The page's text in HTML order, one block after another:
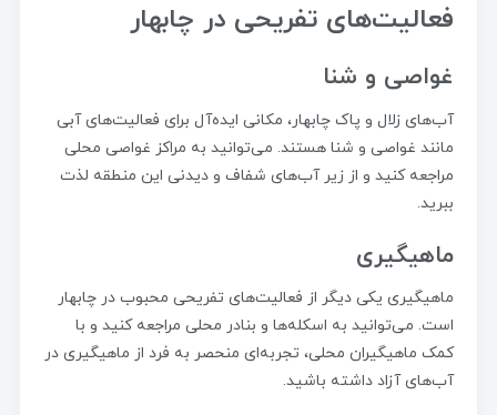
فعالیت‌های تفریحی در چابهار
غواصی و شنا
آب‌های زلال و پاک چابهار، مکانی ایده‌آل برای فعالیت‌های آبی
مانند غواصی و شنا هستند. می‌توانید به مراکز غواصی محلی
مراجعه کنید و از زیر آب‌های شفاف و دیدنی این منطقه لذت
ببرید.
ماهیگیری
ماهیگیری یکی دیگر از فعالیت‌های تفریحی محبوب در چابهار
است. می‌توانید به اسکله‌ها و بنادر محلی مراجعه کنید و با
کمک ماهیگیران محلی، تجربه‌ای منحصر به فرد از ماهیگیری در
آب‌های آزاد داشته باشید.